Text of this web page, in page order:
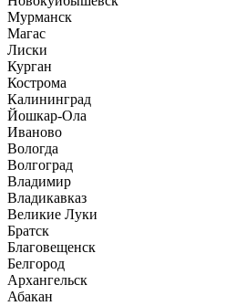
Мурманск
Магас
Лиски
Курган
Кострома
Калининград
Йошкар-Ола
Иваново
Вологда
Волгоград
Владимир
Владикавказ
Великие Луки
Братск
Благовещенск
Белгород
Архангельск
Абакан